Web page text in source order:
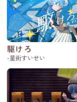
駆けろ
-星街すいせい